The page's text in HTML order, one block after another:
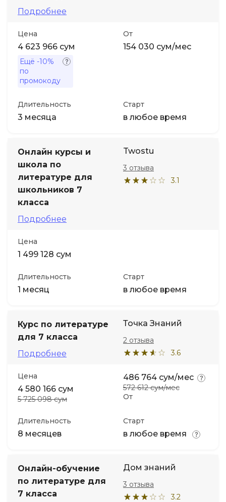
Подробнее
Цена
4 623 966 сум
Ещё -10%
по
промокоду
От
154 030 сум/мес
Длительность
3 месяца
Старт
в любое время
Онлайн курсы и
школа по
литературе для
школьников 7
класса
Подробнее
Twostu
3.1
3 отзыва
Цена
1 499 128 сум
Длительность
1 месяц
Старт
в любое время
Курс по литературе
для 7 класса
Подробнее
Точка Знаний
3.6
2 отзыва
Цена
4 580 166 сум
5 725 098 сум От
486 764 сум/мес
572 612 сум/мес
Длительность
8 месяцев
Старт
в любое время
Онлайн-обучение
по литературе для
7 класса
Дом знаний
3.2
3 отзыва